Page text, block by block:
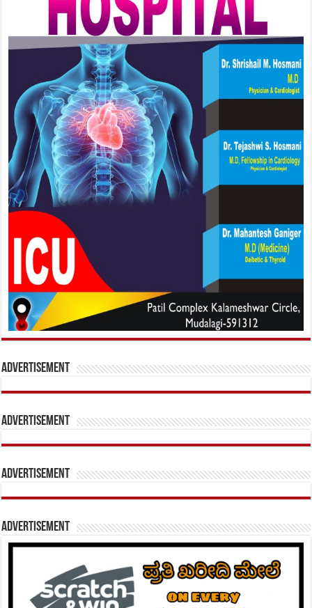
Advertisement
Advertisement
Advertisement
Advertisement